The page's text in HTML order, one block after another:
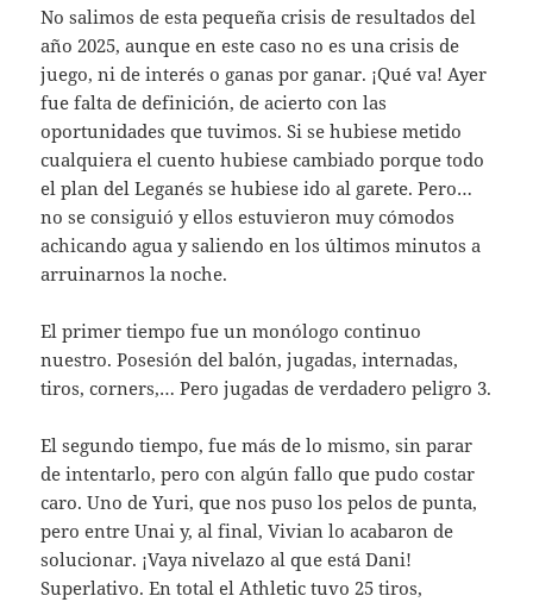
No salimos de esta pequeña crisis de resultados del
año 2025, aunque en este caso no es una crisis de
juego, ni de interés o ganas por ganar. ¡Qué va! Ayer
fue falta de definición, de acierto con las
oportunidades que tuvimos. Si se hubiese metido
cualquiera el cuento hubiese cambiado porque todo
el plan del Leganés se hubiese ido al garete. Pero…
no se consiguió y ellos estuvieron muy cómodos
achicando agua y saliendo en los últimos minutos a
arruinarnos la noche.
El primer tiempo fue un monólogo continuo
nuestro. Posesión del balón, jugadas, internadas,
tiros, corners,… Pero jugadas de verdadero peligro 3.
El segundo tiempo, fue más de lo mismo, sin parar
de intentarlo, pero con algún fallo que pudo costar
caro. Uno de Yuri, que nos puso los pelos de punta,
pero entre Unai y, al final, Vivian lo acabaron de
solucionar. ¡Vaya nivelazo al que está Dani!
Superlativo. En total el Athletic tuvo 25 tiros,